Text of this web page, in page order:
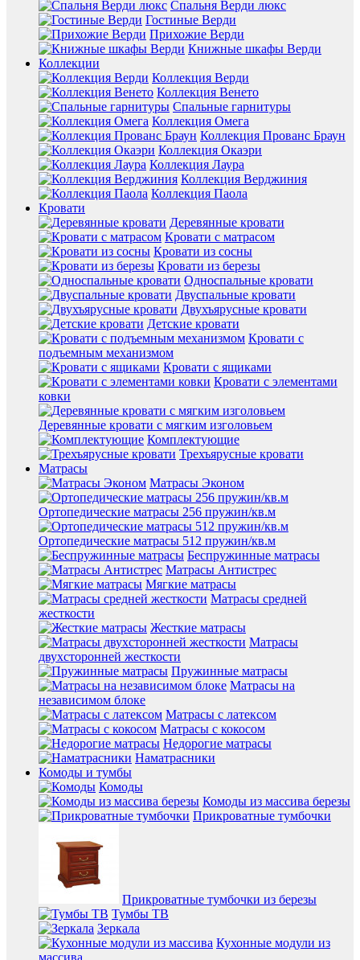
Спальня Верди люкс
Гостиные Верди
Прихожие Верди
Книжные шкафы Верди
Коллекции
Коллекция Верди
Коллекция Венето
Спальные гарнитуры
Коллекция Омега
Коллекция Прованс Браун
Коллекция Окаэри
Коллекция Лаура
Коллекция Верджиния
Коллекция Паола
Кровати
Деревянные кровати
Кровати с матрасом
Кровати из сосны
Кровати из березы
Односпальные кровати
Двуспальные кровати
Двухъярусные кровати
Детские кровати
Кровати с
подъемным механизмом
Кровати с ящиками
Кровати с элементами
ковки
Деревянные кровати с мягким изголовьем
Комплектующие
Трехъярусные кровати
Матрасы
Матрасы Эконом
Ортопедические матрасы 256 пружин/кв.м
Ортопедические матрасы 512 пружин/кв.м
Беспружинные матрасы
Матрасы Антистрес
Мягкие матрасы
Матрасы средней
жесткости
Жесткие матрасы
Матрасы
двухсторонней жесткости
Пружинные матрасы
Матрасы на
независимом блоке
Матрасы с латексом
Матрасы с кокосом
Недорогие матрасы
Наматрасники
Комоды и тумбы
Комоды
Комоды из массива березы
Прикроватные тумбочки
Прикроватные тумбочки из березы
Тумбы ТВ
Зеркала
Кухонные модули из
массива